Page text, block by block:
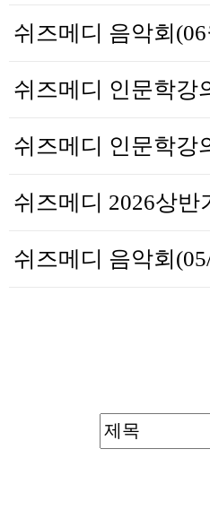
쉬즈메디 음악회
쉬즈메디 인문학강
쉬즈메디 인문학강
쉬즈메디 음악회